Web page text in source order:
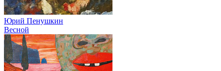
Юрий Пенушкин
Весной